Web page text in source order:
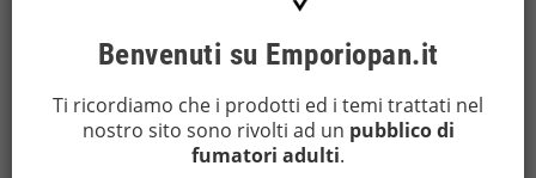
JUSTFOG
KOGUOVAPE
LIMELIGHT
Benvenuti su Emporiopan.it
Ti ricordiamo che i prodotti ed i temi trattati nel
nostro sito sono rivolti ad un pubblico di
fumatori adulti.